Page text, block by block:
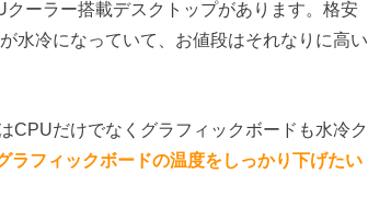
ーラー搭載デスクトップがあります。格安
水冷になっていて、お値段はそれなりに高い
CPUだけでなくグラフィックボードも水冷ク
ラフィックボードの温度をしっかり下げたい